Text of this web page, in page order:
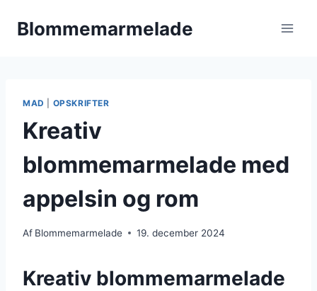
Blommemarmelade
MAD OPSKRIFTER
Kreativ
blommemarmelade med
appelsin og rom
Af Blommemarmelade 19. december 2024
Kreativ blommemarmelade